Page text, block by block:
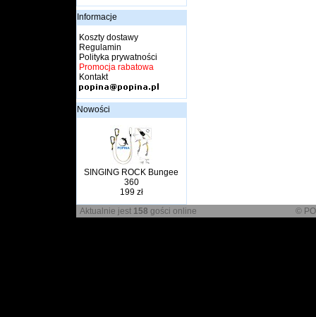
Informacje
Koszty dostawy
Regulamin
Polityka prywatności
Promocja rabatowa
Kontakt
Nowości
SINGING ROCK Bungee
360
199 zł
Aktualnie jest 158 gości online ©